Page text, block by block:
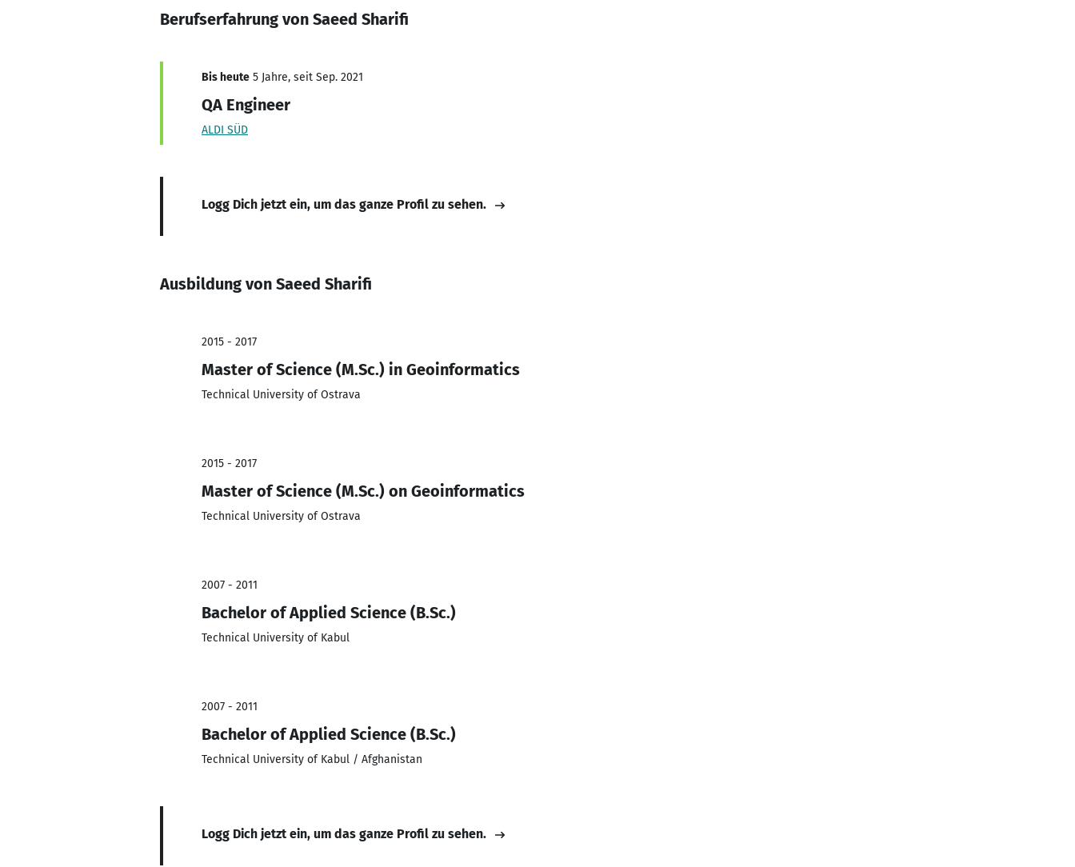
Berufserfahrung von Saeed Sharifi
Bis heute 5 Jahre, seit Sep. 2021
QA Engineer
ALDI SÜD
Logg Dich jetzt ein, um das ganze Profil zu sehen.
Ausbildung von Saeed Sharifi
2015 - 2017
Master of Science (M.Sc.) in Geoinformatics
Technical University of Ostrava
2015 - 2017
Master of Science (M.Sc.) on Geoinformatics
Technical University of Ostrava
2007 - 2011
Bachelor of Applied Science (B.Sc.)
Technical University of Kabul
2007 - 2011
Bachelor of Applied Science (B.Sc.)
Technical University of Kabul / Afghanistan
Logg Dich jetzt ein, um das ganze Profil zu sehen.